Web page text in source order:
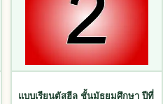
แบบเรียนตัสฮีล ชั้นมัธยมศึกษา ปีที่